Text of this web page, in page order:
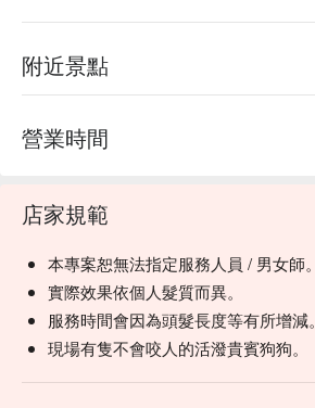
附近景點
營業時間
店家規範
本專案恕無法指定服務人員 / 男女師。
實際效果依個人髮質而異。
服務時間會因為頭髮長度等有所增減。
現場有隻不會咬人的活潑貴賓狗狗。